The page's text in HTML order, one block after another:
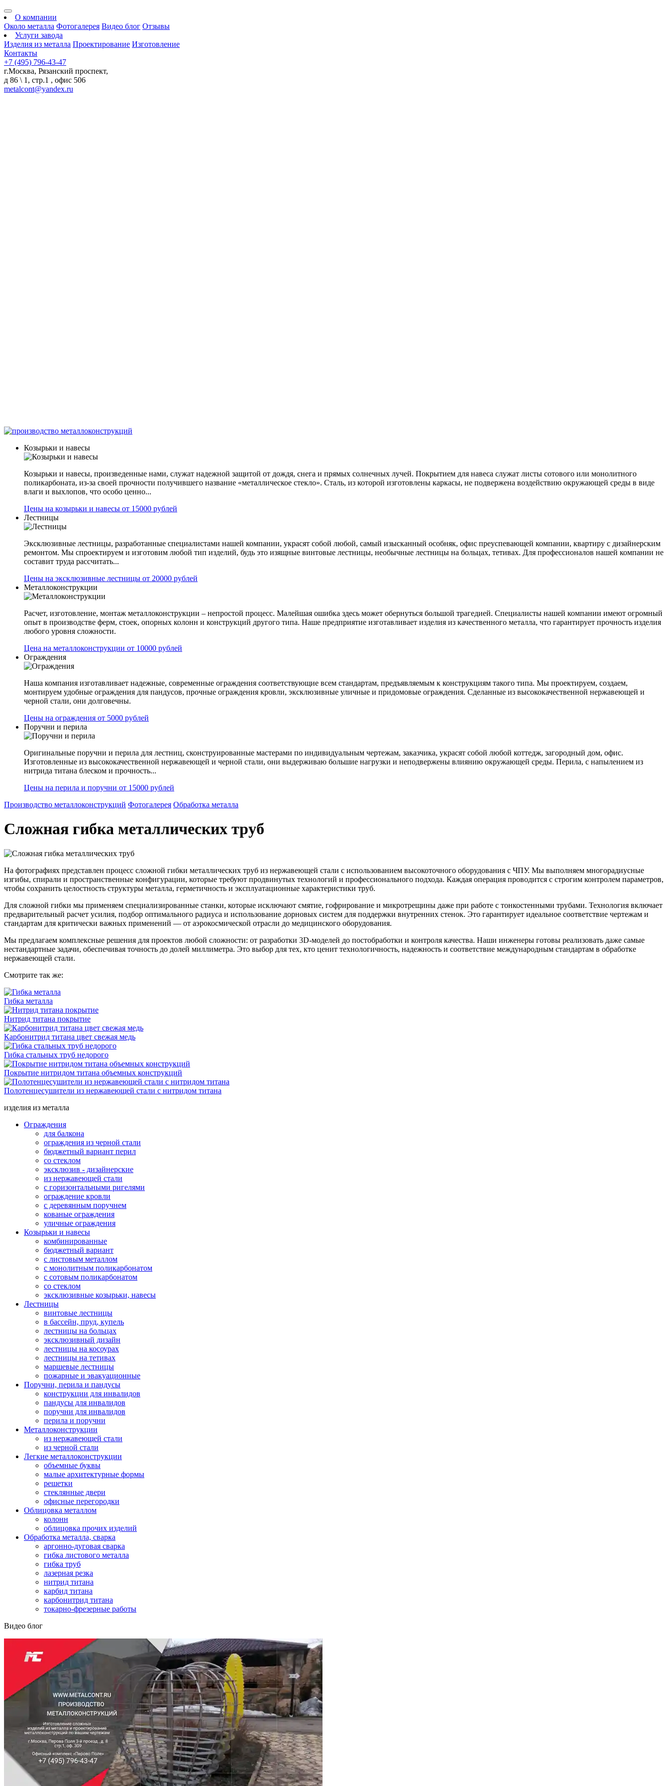
О компании
Около металла Фотогалерея Видео блог Отзывы
Услуги завода
Изделия из металла Проектирование Изготовление
Контакты
+7 (495) 796-43-47
г.Москва, Рязанский проспект,
д 86 \ 1, стр.1 , офис 506
metalcont@yandex.ru
Козырьки и навесы
Козырьки и навесы, произведенные нами, служат надежной защитой от дождя, снега и прямых солнечных лучей. Покрытием для навеса служат листы сотового или монолитного
поликарбоната, из-за своей прочности получившего название «металлическое стекло». Сталь, из которой изготовлены каркасы, не подвержена воздействию окружающей среды в виде
влаги и выхлопов, что особо ценно...
Цены на козырьки и навесы от 15000 рублей
Лестницы
Эксклюзивные лестницы, разработанные специалистами нашей компании, украсят собой любой, самый изысканный особняк, офис преуспевающей компании, квартиру с дизайнерским
ремонтом. Мы спроектируем и изготовим любой тип изделий, будь это изящные винтовые лестницы, необычные лестницы на больцах, тетивах. Для профессионалов нашей компании не
составит труда рассчитать...
Цены на эксклюзивные лестницы от 20000 рублей
Металлоконструкции
Расчет, изготовление, монтаж металлоконструкции – непростой процесс. Малейшая ошибка здесь может обернуться большой трагедией. Специалисты нашей компании имеют огромный
опыт в производстве ферм, стоек, опорных колонн и конструкций другого типа. Наше предприятие изготавливает изделия из качественного металла, что гарантирует прочность изделия
любого уровня сложности.
Цена на металлоконструкции от 10000 рублей
Ограждения
Наша компания изготавливает надежные, современные ограждения соответствующие всем стандартам, предъявляемым к конструкциям такого типа. Мы проектируем, создаем,
монтируем удобные ограждения для пандусов, прочные ограждения кровли, эксклюзивные уличные и придомовые ограждения. Сделанные из высококачественной нержавеющей и
черной стали, они долговечны.
Цены на ограждения от 5000 рублей
Поручни и перила
Оригинальные поручни и перила для лестниц, сконструированные мастерами по индивидуальным чертежам, заказчика, украсят собой любой коттедж, загородный дом, офис.
Изготовленные из высококачественной нержавеющей и черной стали, они выдерживаю большие нагрузки и неподвержены влиянию окружающей среды. Перила, с напылением из
нитрида титана блеском и прочность...
Цены на перила и поручни от 15000 рублей
Производство металлоконструкций Фотогалерея Обработка металла
Сложная гибка металлических труб
На фотографиях представлен процесс сложной гибки металлических труб из нержавеющей стали с использованием высокоточного оборудования с ЧПУ. Мы выполняем многорадиусные
изгибы, спирали и пространственные конфигурации, которые требуют продвинутых технологий и профессионального подхода. Каждая операция проводится с строгим контролем параметров,
чтобы сохранить целостность структуры металла, герметичность и эксплуатационные характеристики труб.
Для сложной гибки мы применяем специализированные станки, которые исключают смятие, гофрирование и микротрещины даже при работе с тонкостенными трубами. Технология включает
предварительный расчет усилия, подбор оптимального радиуса и использование дорновых систем для поддержки внутренних стенок. Это гарантирует идеальное соответствие чертежам и
стандартам для критически важных применений — от аэрокосмической отрасли до медицинского оборудования.
Мы предлагаем комплексные решения для проектов любой сложности: от разработки 3D-моделей до постобработки и контроля качества. Наши инженеры готовы реализовать даже самые
нестандартные задачи, обеспечивая точность до долей миллиметра. Это выбор для тех, кто ценит технологичность, надежность и соответствие международным стандартам в обработке
нержавеющей стали.
Смотрите так же:
Гибка металла
Нитрид титана покрытие
Карбонитрид титана цвет свежая медь
Гибка стальных труб недорого
Покрытие нитридом титана объемных конструкций
Полотенцесушители из нержавеющей стали с нитридом титана
изделия из металла
Ограждения
для балкона
ограждения из черной стали
бюджетный вариант перил
со стеклом
эксклюзив - дизайнерские
из нержавеющей стали
с горизонтальными ригелями
ограждение кровли
с деревянным поручнем
кованые ограждения
уличные ограждения
Козырьки и навесы
комбинированные
бюджетный вариант
с листовым металлом
с монолитным поликарбонатом
с сотовым поликарбонатом
со стеклом
эксклюзивные козырьки, навесы
Лестницы
винтовые лестницы
в бассейн, пруд, купель
лестницы на больцах
эксклюзивный дизайн
лестницы на косоурах
лестницы на тетивах
маршевые лестницы
пожарные и эвакуационные
Поручни, перила и пандусы
конструкции для инвалидов
пандусы для инвалидов
поручни для инвалидов
перила и поручни
Металлоконструкции
из нержавеющей стали
из черной стали
Легкие металлоконструкции
объемные буквы
малые архитектурные формы
решетки
стеклянные двери
офисные перегородки
Облицовка металлом
колонн
облицовка прочих изделий
Обработка металла, сварка
аргонно-дуговая сварка
гибка листового металла
гибка труб
лазерная резка
нитрид титана
карбид титана
карбонитрид титана
токарно-фрезерные работы
Видео блог